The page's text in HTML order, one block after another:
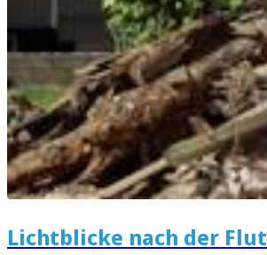
Lichtblicke nach der Flut